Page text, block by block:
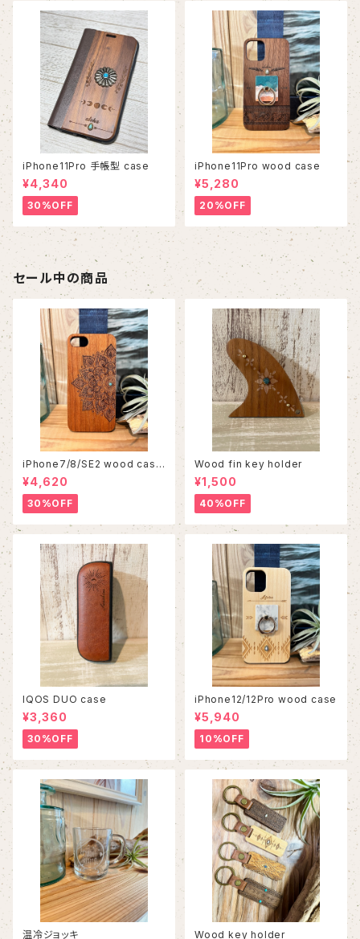
iPhone11Pro 手帳型 case
¥4,340
30%OFF
iPhone11Pro wood case
¥5,280
20%OFF
セール中の商品
iPhone7/8/SE2 wood case
86
¥4,620
30%OFF
Wood fin key holder
¥1,500
40%OFF
IQOS DUO case
¥3,360
30%OFF
iPhone12/12Pro wood case
¥5,940
10%OFF
温冷ジョッキ Wood key holder